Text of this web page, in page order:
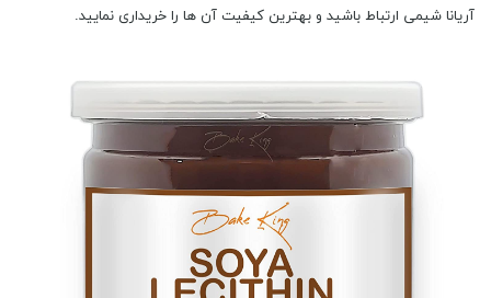
آریانا شیمی ارتباط باشید و بهترین کیفیت آن ها را خریداری نمایید.